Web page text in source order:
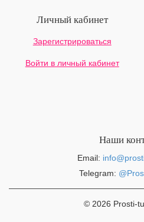
Личный кабинет
Зарегистрироваться
Войти в личный кабинет
Наши
Email:
Telegram:
© 2026 Prosti-